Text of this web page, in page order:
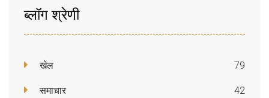
ब्लॉग श्रेणी
खेल 79
समाचार 42